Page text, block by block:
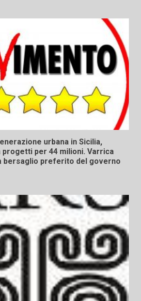
urbana in Sicilia,
progetti per 44 milioni. Varrica
bersaglio preferito del governo